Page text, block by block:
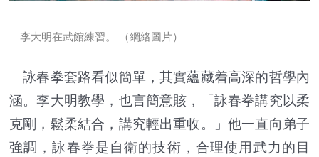
李大明在武館練習。 （網絡圖片）
詠春拳套路看似簡單，其實蘊藏着高深的哲學內
涵。李大明教學，也言簡意賅，「詠春拳講究以柔
克剛，鬆柔結合，講究輕出重收。」他一直向弟子
強調，詠春拳是自衛的技術，合理使用武力的目